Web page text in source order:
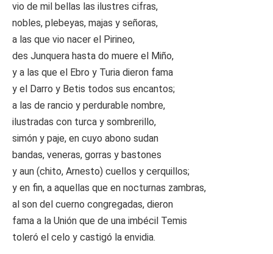
vio de mil bellas las ilustres cifras,
nobles, plebeyas, majas y señoras,
a las que vio nacer el Pirineo,
des Junquera hasta do muere el Miño,
y a las que el Ebro y Turia dieron fama
y el Darro y Betis todos sus encantos;
a las de rancio y perdurable nombre,
ilustradas con turca y sombrerillo,
simón y paje, en cuyo abono sudan
bandas, veneras, gorras y bastones
y aun (chito, Arnesto) cuellos y cerquillos;
y en fin, a aquellas que en nocturnas zambras,
al son del cuerno congregadas, dieron
fama a la Unión que de una imbécil Temis
toleró el celo y castigó la envidia.